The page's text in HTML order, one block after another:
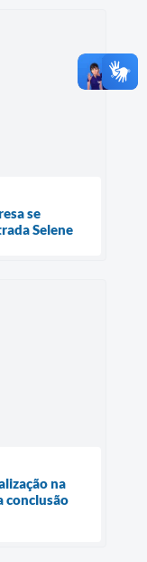
se
Selene
na
conclusão